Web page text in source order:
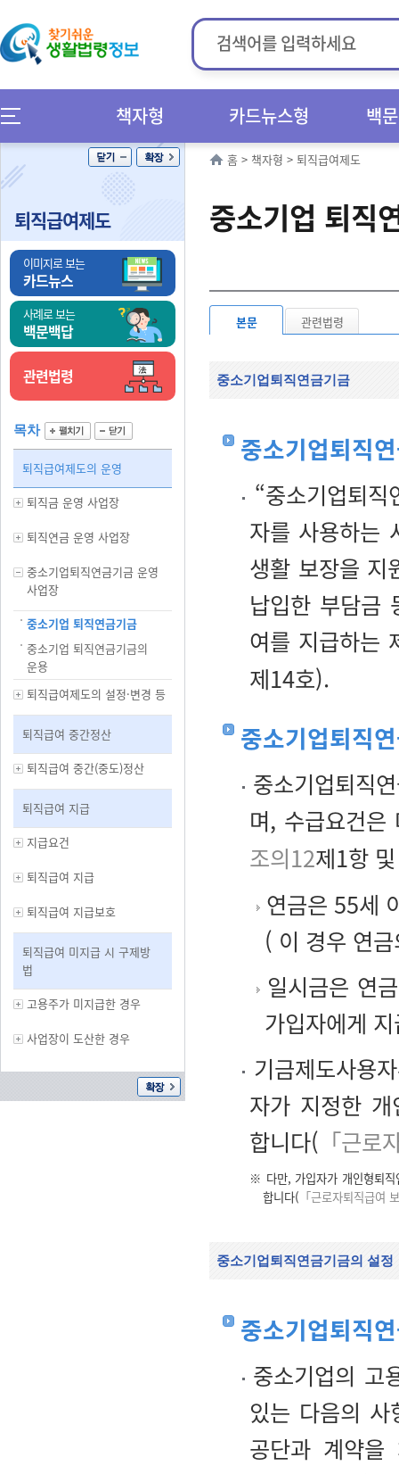
책자형 카드뉴스형 백
퇴직급여제도
이미지로 보는
카드뉴스
사례로 보는
백문백답
관련법령
목차
퇴직급여제도의 운영
퇴직금 운영 사업장
퇴직연금 운영 사업장
중소기업퇴직연금기금 운영
사업장
중소기업 퇴직연금기금
중소기업 퇴직연금기금의
운용
퇴직급여제도의 설정·변경 등
퇴직급여 중간정산
퇴직급여 중간(중도)정산
퇴직급여 지급
지급요건
퇴직급여 지급
퇴직급여 지급보호
퇴직급여 미지급 시 구제방
법
고용주가 미지급한 경우
사업장이 도산한 경우
홈 > 책자형 > 퇴직급여제도
중소기업 퇴직
본문 관련법령
중소기업퇴직연금기금
중소기업퇴직
“중소기업퇴
자를 사용하는
생활 보장을 지
납입한 부담금
여를 지급하는
제14호).
중소기업퇴직
중소기업퇴직
며, 수급요건은
조의12제1항 및
연금은 55세
( 이 경우 연
일시금은 연
가입자에게
기금제도사용
자가 지정한 개
합니다( 「근
※ 다만, 가입자가 개인형퇴직
합니다( 「근로자퇴직급여
중소기업퇴직연금기금의 설정
중소기업퇴직
중소기업의 고
있는 다음의
공단과 계약을